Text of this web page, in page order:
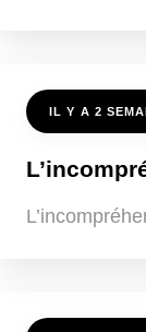
IL Y A 2